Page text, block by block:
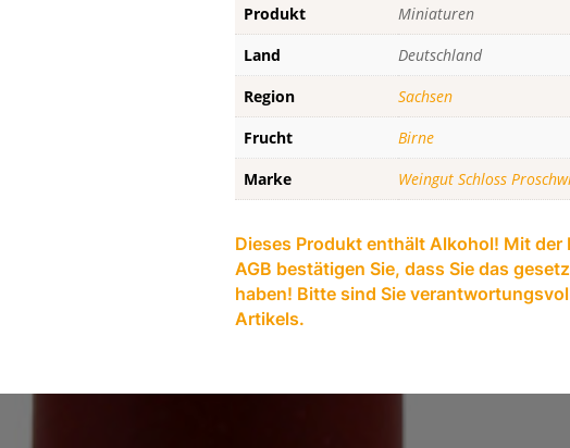
zur
Lippe
40%
Vol.
0,04
Menge
Produkt
Miniaturen
Land
Deutschland
Region
Sachsen
Frucht
Birne
Marke
Weingut Schloss
Dieses Produkt enthält Alkohol! Mit der
AGB bestätigen Sie, dass Sie das
haben! Bitte sind Sie
Artikels.